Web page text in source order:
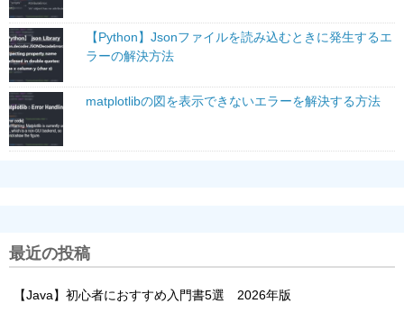
【Python】Jsonファイルを読み込むときに発生するエ
ラーの解決方法
matplotlibの図を表示できないエラーを解決する方法
最近の投稿
【Java】初心者におすすめ入門書5選 2026年版